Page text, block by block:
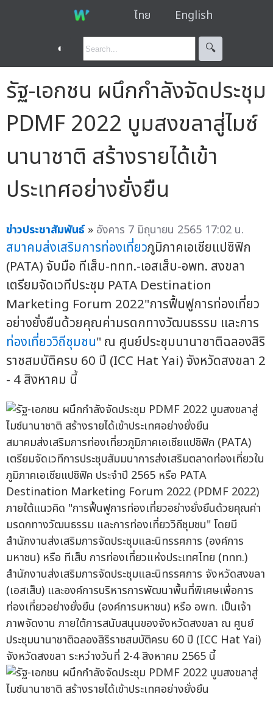
ไทย English
◐ 🔍︎
รัฐ-เอกชน ผนึกกำลังจัดประชุม
PDMF 2022 บูมสงขลาสู่ไมซ์
นานาชาติ สร้างรายได้เข้า
ประเทศอย่างยั่งยืน
ข่าวประชาสัมพันธ์ » อังคาร 7 มิถุนายน 2565 17:02 น.
สมาคมส่งเสริมการท่องเที่ยวภูมิภาคเอเชียแปซิฟิก
(PATA) จับมือ ทีเส็บ-ททท.-เอสเส็บ-อพท. สงขลา
เตรียมจัดเวทีประชุม PATA Destination
Marketing Forum 2022"การฟื้นฟูการท่องเที่ยว
อย่างยั่งยืนด้วยคุณค่ามรดกทางวัฒนธรรม และการ
ท่องเที่ยววิถีชุมชน" ณ ศูนย์ประชุมนานาชาติฉลองสิริ
ราชสมบัติครบ 60 ปี (ICC Hat Yai) จังหวัดสงขลา 2
- 4 สิงหาคม นี้
สมาคมส่งเสริมการท่องเที่ยวภูมิภาคเอเชียแปซิฟิก (PATA)
เตรียมจัดเวทีการประชุมสัมมนาการส่งเสริมตลาดท่องเที่ยวใน
ภูมิภาคเอเชียแปซิฟิค ประจำปี 2565 หรือ PATA
Destination Marketing Forum 2022 (PDMF 2022)
ภายใต้แนวคิด "การฟื้นฟูการท่องเที่ยวอย่างยั่งยืนด้วยคุณค่า
มรดกทางวัฒนธรรม และการท่องเที่ยววิถีชุมชน" โดยมี
สำนักงานส่งเสริมการจัดประชุมและนิทรรศการ (องค์การ
มหาชน) หรือ ทีเส็บ การท่องเที่ยวแห่งประเทศไทย (ททท.)
สำนักงานส่งเสริมการจัดประชุมและนิทรรศการ จังหวัดสงขลา
(เอสเส็บ) และองค์การบริหารการพัฒนาพื้นที่พิเศษเพื่อการ
ท่องเที่ยวอย่างยั่งยืน (องค์การมหาชน) หรือ อพท. เป็นเจ้า
ภาพจัดงาน ภายใต้การสนับสนุนของจังหวัดสงขลา ณ ศูนย์
ประชุมนานาชาติฉลองสิริราชสมบัติครบ 60 ปี (ICC Hat Yai)
จังหวัดสงขลา ระหว่างวันที่ 2-4 สิงหาคม 2565 นี้